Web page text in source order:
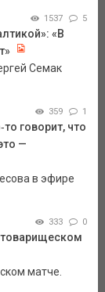
1537 5
«В
Семак
359 1
говорит, что
—
в эфире
333 0
матче.